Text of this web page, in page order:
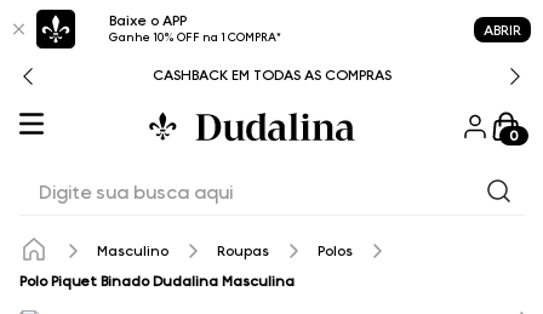
Baixe o APP
Ganhe 10% OFF na 1 COMPRA* ABRIR
CASHBACK EM TODAS AS COMPRAS
0
Masculino Roupas
Polos
Polo Piquet Binado Dudalina Masculina